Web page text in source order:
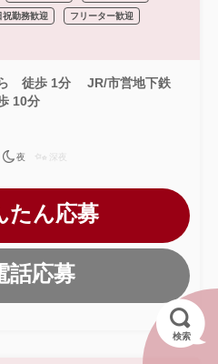
祝勤務歓迎 フリーター歓迎
ら 徒歩 1分 JR/市営地下鉄
10分
夜 深夜
たん応募
話応募
検索